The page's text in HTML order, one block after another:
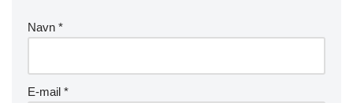
Navn *
E-mail *